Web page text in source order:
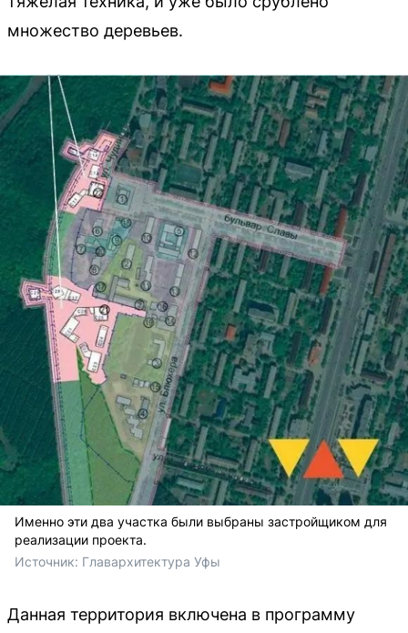
множество деревьев.
Именно эти два участка были выбраны застройщиком для
реализации проекта.
Источник: Главархитектура Уфы
Данная территория включена в программу